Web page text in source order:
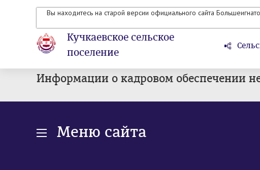
Вы находитесь на старой версии официального сайта
Кучкаевское сельское
поселение
Информации о кадровом обеспечении
Меню сайта